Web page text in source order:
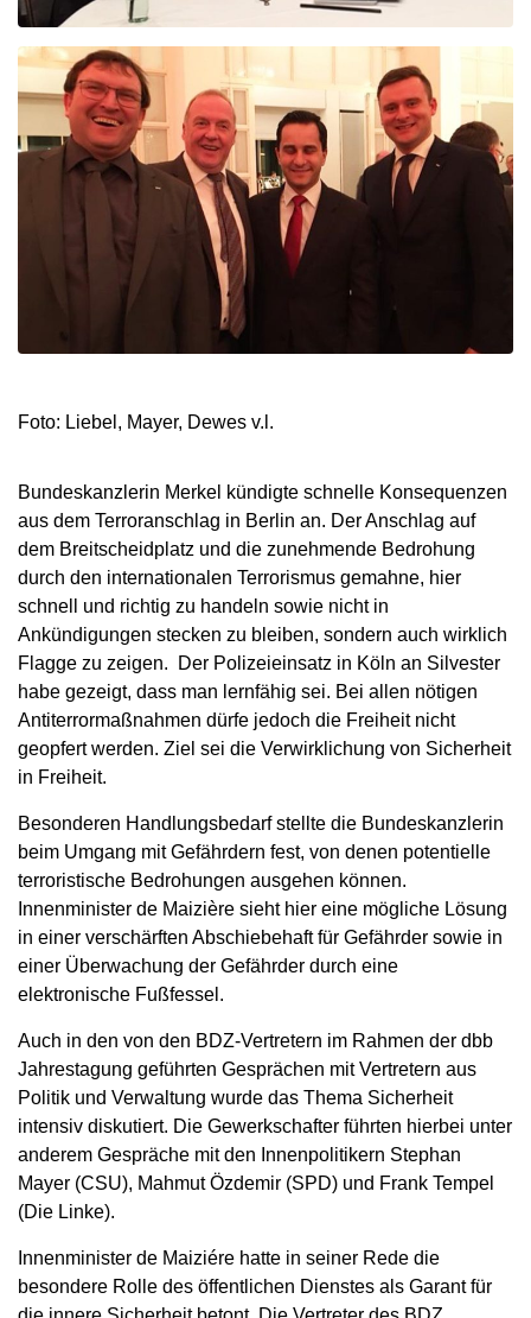
Foto: Liebel, Mayer, Dewes v.l.
Bundeskanzlerin Merkel kündigte schnelle Konsequenzen
aus dem Terroranschlag in Berlin an. Der Anschlag auf
dem Breitscheidplatz und die zunehmende Bedrohung
durch den internationalen Terrorismus gemahne, hier
schnell und richtig zu handeln sowie nicht in
Ankündigungen stecken zu bleiben, sondern auch wirklich
Flagge zu zeigen. Der Polizeieinsatz in Köln an Silvester
habe gezeigt, dass man lernfähig sei. Bei allen nötigen
Antiterrormaßnahmen dürfe jedoch die Freiheit nicht
geopfert werden. Ziel sei die Verwirklichung von Sicherheit
in Freiheit.
Besonderen Handlungsbedarf stellte die Bundeskanzlerin
beim Umgang mit Gefährdern fest, von denen potentielle
terroristische Bedrohungen ausgehen können.
Innenminister de Maizière sieht hier eine mögliche Lösung
in einer verschärften Abschiebehaft für Gefährder sowie in
einer Überwachung der Gefährder durch eine
elektronische Fußfessel.
Auch in den von den BDZ-Vertretern im Rahmen der dbb
Jahrestagung geführten Gesprächen mit Vertretern aus
Politik und Verwaltung wurde das Thema Sicherheit
intensiv diskutiert. Die Gewerkschafter führten hierbei unter
anderem Gespräche mit den Innenpolitikern Stephan
Mayer (CSU), Mahmut Özdemir (SPD) und Frank Tempel
(Die Linke).
Innenminister de Maiziére hatte in seiner Rede die
besondere Rolle des öffentlichen Dienstes als Garant für